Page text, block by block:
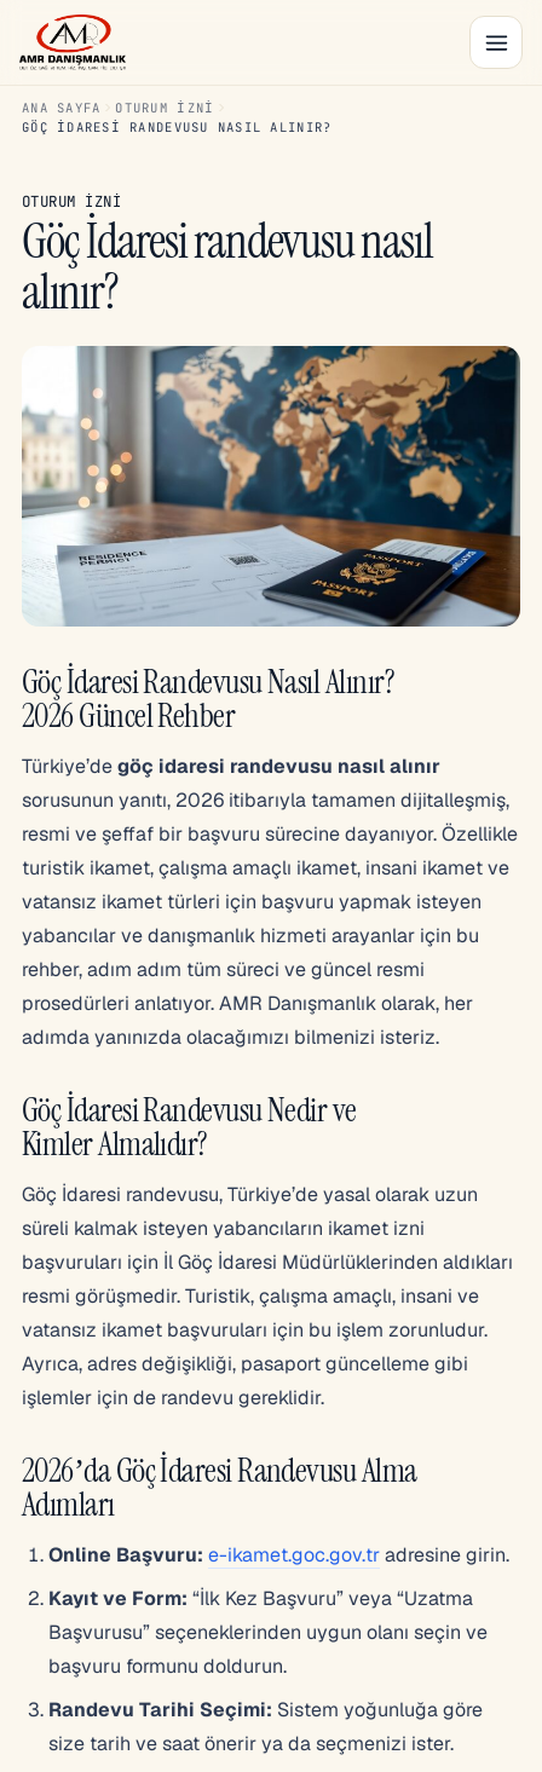
ANA SAYFA
OTURUM İZNI
GÖÇ İDARESI RANDEVUSU NASIL ALINIR?
OTURUM İZNI
Göç İdaresi randevusu nasıl
alınır?
Göç İdaresi Randevusu Nasıl Alınır?
2026 Güncel Rehber
Türkiye’degöç idaresi randevusu nasıl alınır
sorusunun yanıtı, 2026 itibarıyla tamamen dijitalleşmiş,
resmi ve şeffaf bir başvuru sürecine dayanıyor. Özellikle
turistik ikamet, çalışma amaçlı ikamet, insani ikamet ve
vatansız ikamet türleri için başvuru yapmak isteyen
yabancılar ve danışmanlık hizmeti arayanlar için bu
rehber, adım adım tüm süreci ve güncel resmi
prosedürleri anlatıyor. AMR Danışmanlık olarak, her
adımda yanınızda olacağımızı bilmenizi isteriz.
Göç İdaresi Randevusu Nedir ve
Kimler Almalıdır?
Göç İdaresi randevusu, Türkiye’de yasal olarak uzun
süreli kalmak isteyen yabancıların ikamet izni
başvuruları için İl Göç İdaresi Müdürlüklerinden aldıkları
resmi görüşmedir. Turistik, çalışma amaçlı, insani ve
vatansız ikamet başvuruları için bu işlem zorunludur.
Ayrıca, adres değişikliği, pasaport güncelleme gibi
işlemler için de randevu gereklidir.
2026’da Göç İdaresi Randevusu Alma
Adımları
Online Başvuru: e-ikamet.goc.gov.tradresine girin.
Kayıt ve Form: “İlk Kez Başvuru” veya “Uzatma
Başvurusu” seçeneklerinden uygun olanı seçin ve
başvuru formunu doldurun.
Randevu Tarihi Seçimi: Sistem yoğunluğa göre
size tarih ve saat önerir ya da seçmenizi ister.